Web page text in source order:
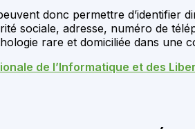
donc permettre
sociale, adresse, numéro de
rare et domiciliée dans une
de l’Informatique et des